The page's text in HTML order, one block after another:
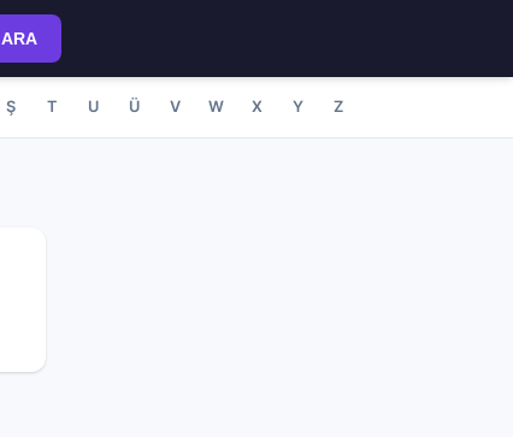
ARA
Ş T U Ü V W X Y Z